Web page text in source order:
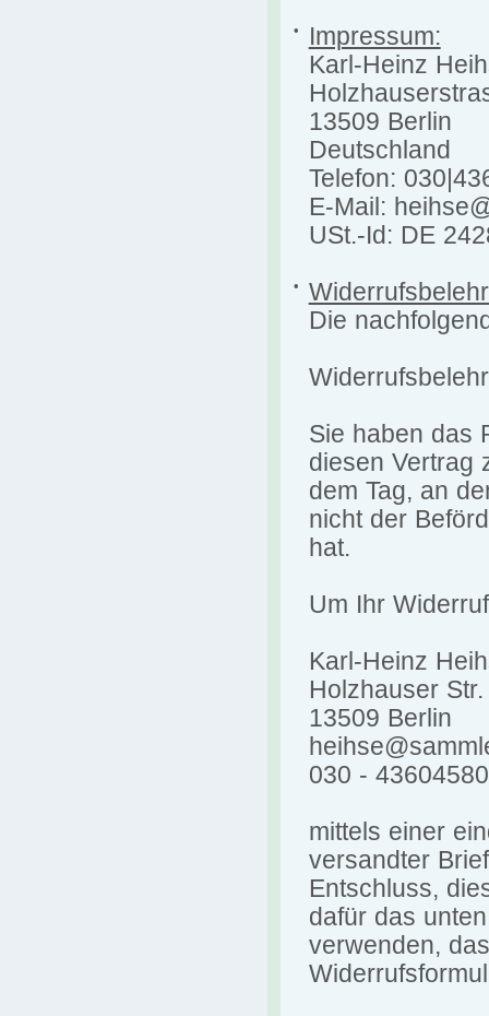
•
Impressum:
Karl-Heinz
13509 Berlin
Deutschland
Telefon:
E-Mail:
USt.-Id: DE
•
Die
Sie haben das
diesen Vertrag
dem Tag, an
nicht der
hat.
Um Ihr
Karl-Heinz
Holzhauser
13509 Berlin
030 - 43604580
mittels einer
versandter
Entschluss,
dafür das
verwenden,